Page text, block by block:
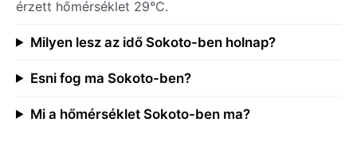
érzett hőmérséklet 29°C.
Milyen lesz az idő Sokoto-ben holnap?
Esni fog ma Sokoto-ben?
Mi a hőmérséklet Sokoto-ben ma?